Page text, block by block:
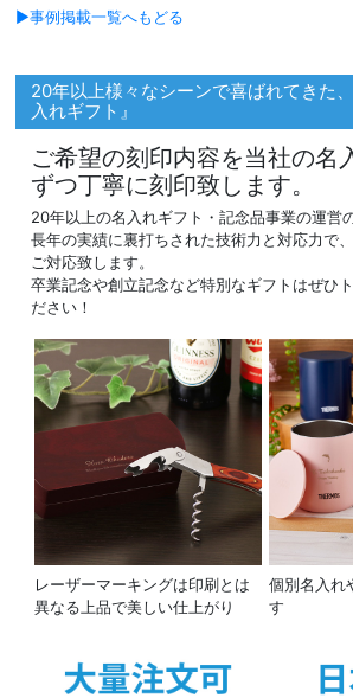
▶事例掲載一覧へもどる
20年以上様々なシーンで喜ばれてきた
入れギフト』
ご希望の刻印内容を当社の名
ずつ丁寧に刻印致します。
20年以上の名入れギフト・記念品事業の運営
長年の実績に裏打ちされた技術力と対応力で
ご対応致します。
卒業記念や創立記念など特別なギフトはぜひ
ださい！
レーザーマーキングは印刷とは
異なる上品で美しい仕上がり
個別名入れ
す